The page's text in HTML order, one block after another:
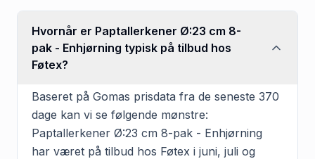
Hvornår er Paptallerkener Ø:23 cm 8-
pak - Enhjørning typisk på tilbud hos
Føtex?
Baseret på Gomas prisdata fra de seneste 370
dage kan vi se følgende mønstre:
Paptallerkener Ø:23 cm 8-pak - Enhjørning
har været på tilbud hos Føtex i juni, juli og